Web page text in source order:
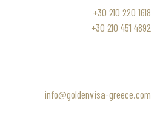
+30 210 220 1618
+30 210 451 4892
info@goldenvisa-greece.com